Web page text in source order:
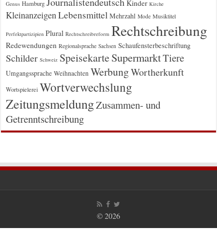
Genus Hamburg Kinder Kirche
KleinanzeigenLebensmittel Mehrzahl Mode Musiktitel
Perfektpartizipien Plural Rechtschreibreform Rechtschreibung
Redewendungen Regionalsprache Sachsen Schaufensterbeschriftung
Schilder Schweiz Speisekarte SupermarktTiere
Umgangssprache Weihnachten WerbungWortherkunft
Wortspielerei Wortverwechslung
ZeitungsmeldungZusammen- und
Getrenntschreibung
© 2026